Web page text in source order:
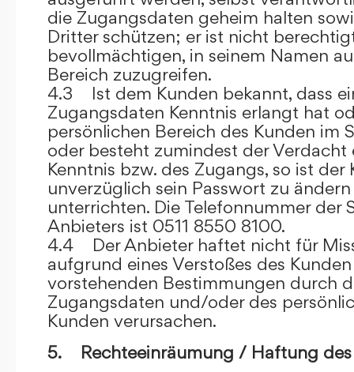
die Zugangsdaten geheim halten
Dritter schützen; er ist nicht
bevollmächtigen, in seinem Namen
Bereich zuzugreifen.
4.3 Ist dem Kunden bekannt, dass
Zugangsdaten Kenntnis erlangt hat
persönlichen Bereich des Kunden im
oder besteht zumindest der Verdacht
Kenntnis bzw. des Zugangs, so ist
unverzüglich sein Passwort zu
unterrichten. Die Telefonnummer der
Anbieters ist 0511 8550 8100.
4.4 Der Anbieter haftet nicht für
aufgrund eines Verstoßes des
vorstehenden Bestimmungen durch
Zugangsdaten und/oder des
Kunden verursachen.
5. Rechteeinräumung / Haftung des